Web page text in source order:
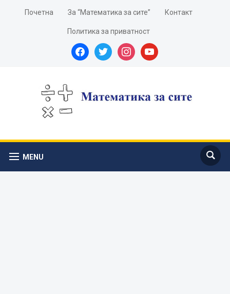
Почетна За “Математика за сите” Контакт
Политика за приватност
facebooktwitter instagramyoutube
MENU